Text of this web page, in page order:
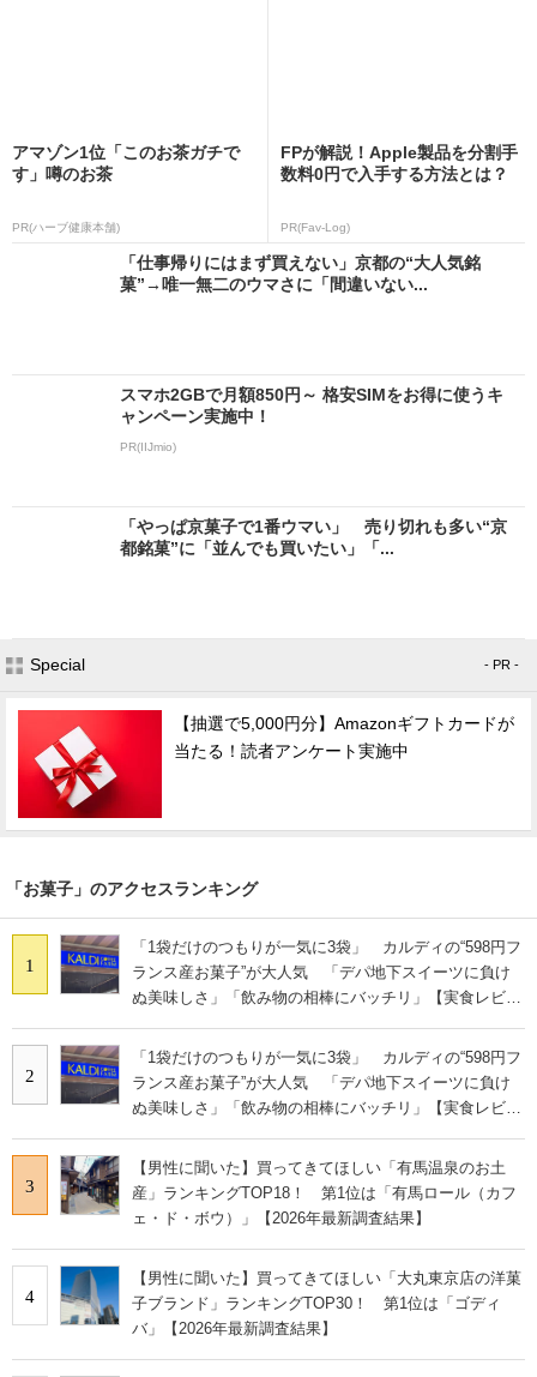
アマゾン1位「このお茶ガチで
す」噂のお茶
PR(ハーブ健康本舗)
FPが解説！Apple製品を分割手
数料0円で入手する方法とは？
PR(Fav-Log)
「仕事帰りにはまず買えない」京都の“大人気銘
菓”→唯一無二のウマさに「間違いない...
スマホ2GBで月額850円～ 格安SIMをお得に使うキ
ャンペーン実施中！
PR(IIJmio)
「やっぱ京菓子で1番ウマい」 売り切れも多い“京
都銘菓”に「並んでも買いたい」「...
Special - PR -
【抽選で5,000円分】Amazonギフトカードが
当たる！読者アンケート実施中
「お菓子」のアクセスランキング
1
「1袋だけのつもりが一気に3袋」 カルディの“598円フ
ランス産お菓子”が大人気 「デパ地下スイーツに負け
ぬ美味しさ」「飲み物の相棒にバッチリ」【実食レビュ
2
「1袋だけのつもりが一気に3袋」 カルディの“598円フ
ランス産お菓子”が大人気 「デパ地下スイーツに負け
ぬ美味しさ」「飲み物の相棒にバッチリ」【実食レビュ
3
【男性に聞いた】買ってきてほしい「有馬温泉のお土
産」ランキングTOP18！ 第1位は「有馬ロール（カフ
ェ・ド・ボウ）」【2026年最新調査結果】
4
【男性に聞いた】買ってきてほしい「大丸東京店の洋菓
子ブランド」ランキングTOP30！ 第1位は「ゴディ
バ」【2026年最新調査結果】